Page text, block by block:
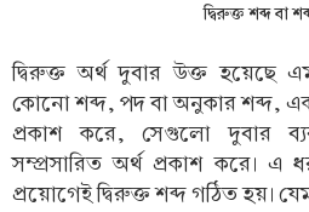
দ্বিরুক্ত শব্দ বা
দ্বিরুক্ত অর্থ দুবার উক্ত হয়েছে
কোনো শব্দ, পদ বা অনুকার শব্দ,
প্রকাশ করে, সেগুলো দুবার
সম্প্রসারিত অর্থ প্রকাশ করে। এ
প্রয়োগেই দ্বিরুক্ত শব্দ গঠিত হয়।